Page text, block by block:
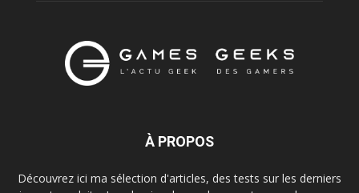
À PROPOS
Découvrez ici ma sélection d'articles, des tests sur les derniers